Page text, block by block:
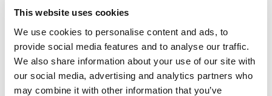
This website uses cookies
We use cookies to personalise content and ads, to
provide social media features and to analyse our traffic.
We also share information about your use of our site with
our social media, advertising and analytics partners who
may combine it with other information that you’ve
GROUP COMPANY
プレミア株式会社